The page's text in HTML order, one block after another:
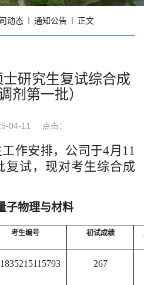
动态 通知公告 正文
研究生复试综合成
剂第一批）
04-11 点击：
作安排，公司于4月11
复试，现对考生综合成
子物理与材料
考生编号 初试成绩
267